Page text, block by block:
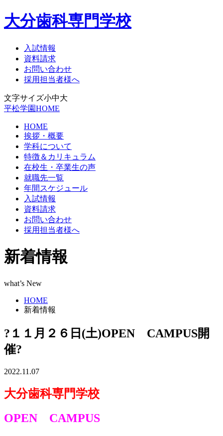
大分歯科専門学校
入試情報
資料請求
お問い合わせ
採用担当者様へ
文字サイズ小中大
平松学園HOME
HOME
挨拶・概要
学科について
特徴＆カリキュラム
在校生・卒業生の声
就職先一覧
年間スケジュール
入試情報
資料請求
お問い合わせ
採用担当者様へ
新着情報
what’s New
HOME
新着情報
?１１月２６日(土)OPEN CAMPUS開
催?
2022.11.07
大分歯科専門学校
OPEN CAMPUS